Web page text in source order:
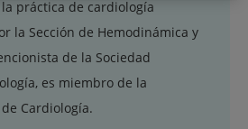
práctica de cardiología
la Sección de Hemodinámica y
de la Sociedad
es miembro de la
Cardiología.